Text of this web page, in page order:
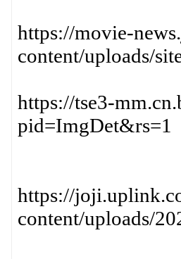
https://movie-
content/uploads/
https://tse3-
pid=ImgDet&rs=1
https://
content/uploads/